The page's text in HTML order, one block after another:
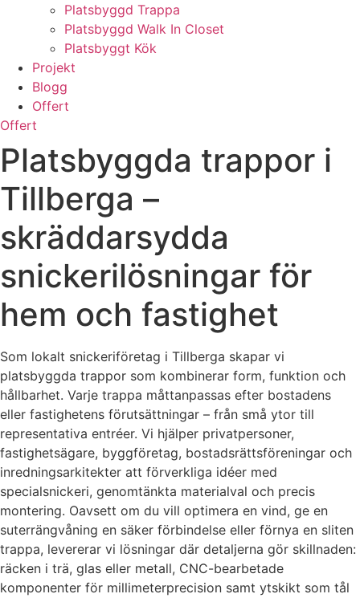
Platsbyggd Trappa
Platsbyggd Walk In Closet
Platsbyggt Kök
Projekt
Blogg
Offert
Offert
Platsbyggda trappor i
Tillberga –
skräddarsydda
snickerilösningar för
hem och fastighet
Som lokalt snickeriföretag i Tillberga skapar vi
platsbyggda trappor som kombinerar form, funktion och
hållbarhet. Varje trappa måttanpassas efter bostadens
eller fastighetens förutsättningar – från små ytor till
representativa entréer. Vi hjälper privatpersoner,
fastighetsägare, byggföretag, bostadsrättsföreningar och
inredningsarkitekter att förverkliga idéer med
specialsnickeri, genomtänkta materialval och precis
montering. Oavsett om du vill optimera en vind, ge en
suterrängvåning en säker förbindelse eller förnya en sliten
trappa, levererar vi lösningar där detaljerna gör skillnaden:
räcken i trä, glas eller metall, CNC-bearbetade
komponenter för millimeterprecision samt ytskikt som tål